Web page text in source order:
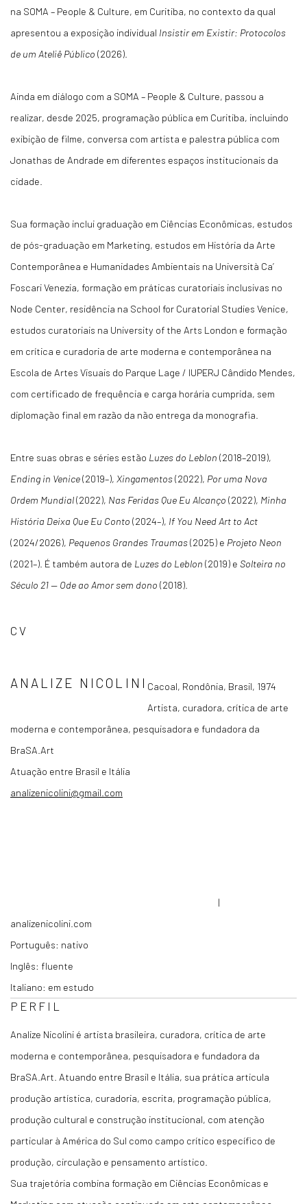
na SOMA – People & Culture, em Curitiba, no contexto da qual
apresentou a exposição individual Insistir em Existir: Protocolos
de um Ateliê Público (2026).
Ainda em diálogo com a SOMA – People & Culture, passou a
realizar, desde 2025, programação pública em Curitiba, incluindo
exibição de filme, conversa com artista e palestra pública com
Jonathas de Andrade em diferentes espaços institucionais da
cidade.
Sua formação inclui graduação em Ciências Econômicas, estudos
de pós-graduação em Marketing, estudos em História da Arte
Contemporânea e Humanidades Ambientais na Università Ca’
Foscari Venezia, formação em práticas curatoriais inclusivas no
Node Center, residência na School for Curatorial Studies Venice,
estudos curatoriais na University of the Arts London e formação
em crítica e curadoria de arte moderna e contemporânea na
Escola de Artes Visuais do Parque Lage / IUPERJ Cândido Mendes,
com certificado de frequência e carga horária cumprida, sem
diplomação final em razão da não entrega da monografia.
Entre suas obras e séries estão Luzes do Leblon (2018–2019),
Ending in Venice(2019–), Xingamentos(2022), Por uma Nova
Ordem Mundial(2022), Nas Feridas Que Eu Alcanço (2022), Minha
História Deixa Que Eu Conto (2024–), If You Need Art to Act
(2024/2026), Pequenos Grandes Traumas(2025) e Projeto Neon
(2021–). É também autora de Luzes do Leblon (2019) e Solteira no
Século 21 — Ode ao Amor sem dono (2018).
CV
ANALIZE NICOLINI Cacoal, Rondônia, Brasil, 1974
Artista, curadora, crítica de arte
moderna e contemporânea, pesquisadora e fundadora da
BraSA.Art
Atuação entre Brasil e Itália
analizenicolini@gmail.com
|
analizenicolini.com
Português: nativo
Inglês: fluente
Italiano: em estudo
PERFIL
Analize Nicolini é artista brasileira, curadora, crítica de arte
moderna e contemporânea, pesquisadora e fundadora da
BraSA.Art. Atuando entre Brasil e Itália, sua prática articula
produção artística, curadoria, escrita, programação pública,
produção cultural e construção institucional, com atenção
particular à América do Sul como campo crítico específico de
produção, circulação e pensamento artístico.
Sua trajetória combina formação em Ciências Econômicas e